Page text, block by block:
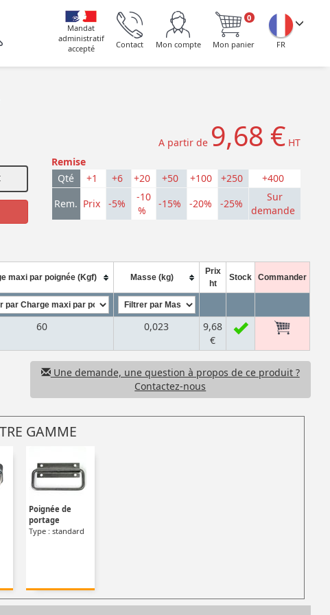
FR
0
Mon panier
Mon compte
Contact
Mandat
administratif
accepté
A partir de 9,68 € HT
Remise
Qté
+1 +6 +20 +50 +100 +250
+400
Rem. Prix -5%
-10
%
-15% -20% -25%
Sur
demande
maxi par poignée (Kgf) Masse (kg)
Prix
ht
Stock Commander
60 0,023
9,68
€
Une demande, une question à propos de ce produit ?
Contactez-nous
GAMME
Poignée de
portage
Type : standard